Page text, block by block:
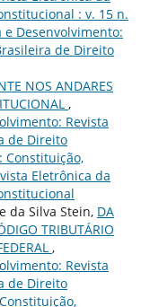
: v. 15 n.
e Desenvolvimento:
de Direito
NOS ANDARES
,
Revista
de Direito
Constituição,
Eletrônica da
da Silva Stein, DA
TRIBUTÁRIO
,
Revista
de Direito